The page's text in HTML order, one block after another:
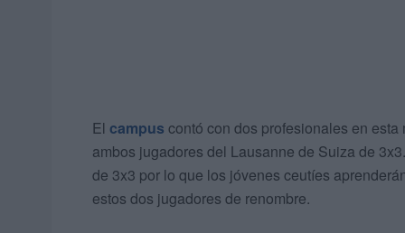
El campus contó con dos profesionales en
ambos jugadores del Lausanne de Suiza de
de 3x3 por lo que los jóvenes ceutíes
estos dos jugadores de renombre.